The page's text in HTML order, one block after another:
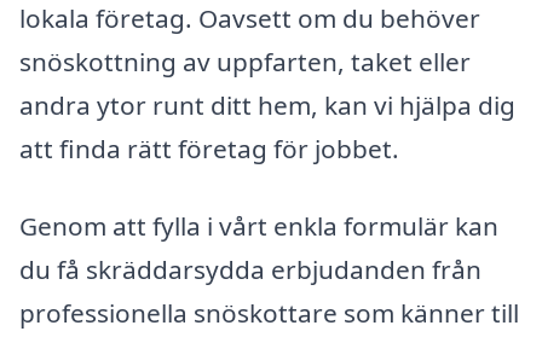
lokala företag. Oavsett om du behöver
snöskottning av uppfarten, taket eller
andra ytor runt ditt hem, kan vi hjälpa dig
att finda rätt företag för jobbet.
Genom att fylla i vårt enkla formulär kan
du få skräddarsydda erbjudanden från
professionella snöskottare som känner till